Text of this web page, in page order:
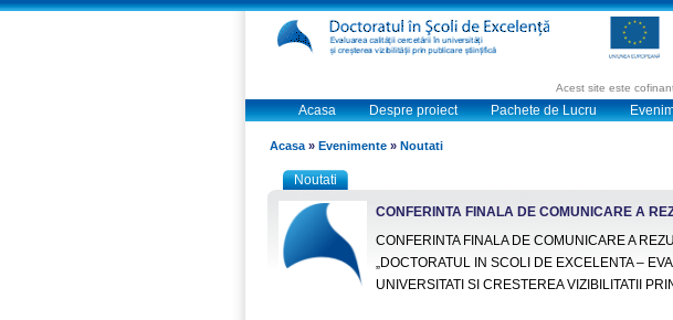
Acest site este
Acasa Despre proiect Pachete de Lucru
Acasa » Evenimente » Noutati
Noutati
CONFERINTA FINALA DE COMUNICARE A
CONFERINTA FINALA DE COMUNICARE A
„DOCTORATUL IN SCOLI DE EXCELENTA –
UNIVERSITATI SI CRESTEREA VIZIBILITATII